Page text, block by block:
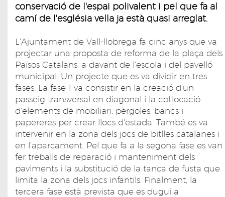
conservació de l'espai polivalent i pel que fa al
camí de l'església vella ja està quasi arreglat.
L'Ajuntament de Vall-llobrega fa cinc anys que va
projectar una proposta de reforma de la plaça dels
Països Catalans, a davant de l'escola i del pavelló
municipal. Un projecte que es va dividir en tres
fases. La fase 1 va consistir en la creació d'un
passeig transversal en diagonal i la col·locació
d'elements de mobiliari, pèrgoles, bancs i
papereres per crear llocs d'estada. També es va
intervenir en la zona dels jocs de bitlles catalanes i
en l'aparcament. Pel que fa a la segona fase es van
fer treballs de reparació i manteniment dels
paviments i la substitució de la tanca de fusta que
limita la zona dels jocs infantils. Finalment, la
tercera fase està prevista que es dugui a